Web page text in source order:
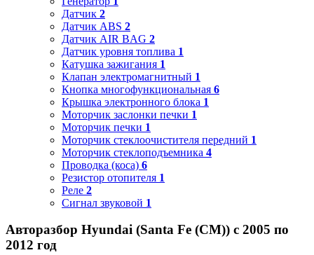
Датчик 2
Датчик ABS 2
Датчик AIR BAG 2
Датчик уровня топлива 1
Катушка зажигания 1
Клапан электромагнитный 1
Кнопка многофункциональная 6
Крышка электронного блока 1
Моторчик заслонки печки 1
Моторчик печки 1
Моторчик стеклоочистителя передний 1
Моторчик стеклоподъемника 4
Проводка (коса) 6
Резистор отопителя 1
Реле 2
Сигнал звуковой 1
Авторазбор Hyundai (Santa Fe (CM)) с 2005 по
2012 год